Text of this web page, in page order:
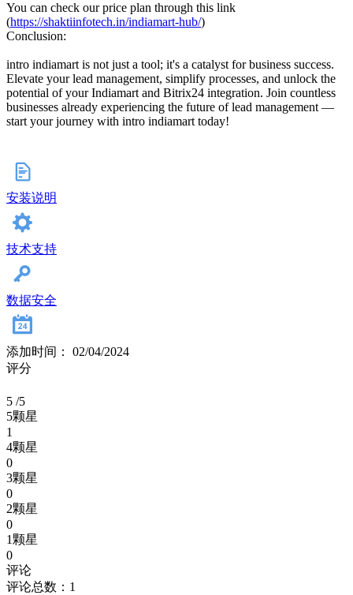
You can check our price plan through this link
(https://shaktiinfotech.in/indiamart-hub/)
Conclusion:
intro indiamart is not just a tool; it's a catalyst for business success.
Elevate your lead management, simplify processes, and unlock the
potential of your Indiamart and Bitrix24 integration. Join countless
businesses already experiencing the future of lead management —
start your journey with intro indiamart today!
安装说明
技术支持
数据安全
添加时间： 02/04/2024
评分
5 /5
5颗星
1
4颗星
0
3颗星
0
2颗星
0
1颗星
0
评论
评论总数：1